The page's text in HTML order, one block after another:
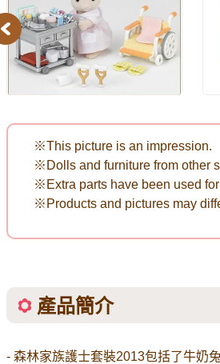
Previous
※This picture is an impression.
※Dolls and furniture from other
※Extra parts have been used
※Products and pictures may
產品簡介
- 森林家族護士套裝2013包括了牛奶